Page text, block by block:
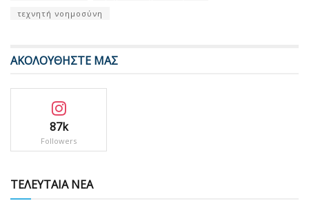
τεχνητή νοημοσύνη
ΑΚΟΛΟΥΘΗΣΤΕ ΜΑΣ
87k
Followers
ΤΕΛΕΥΤΑΙΑ ΝΕΑ